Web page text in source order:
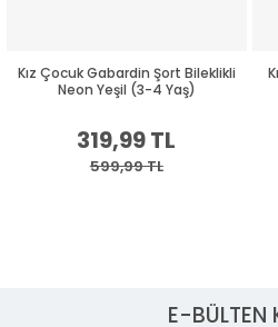
Kız Çocuk Gabardin Şort Bileklikli
Neon Yeşil (3-4 Yaş)
319,99 TL
599,99 TL
E-BÜLTEN